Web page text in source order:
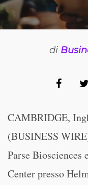
di
CAMBRIDGE,
(BUSINESS
Parse
Center presso